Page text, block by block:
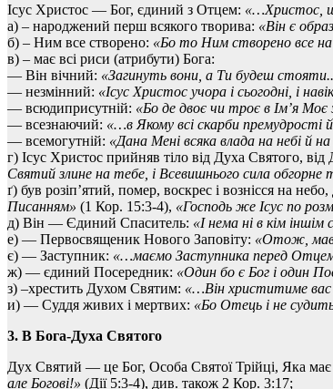
Ісус Христос — Бог, єдиний з Отцем: «…Христос,
а) – народжений перш всякого творива: «Він є
б) – Ним все створено: «Бо то Ним створено все на
в) – має всі риси (атрибути) Бога:
— Він вічний: «Загинуть вони, а Ти будеш
— незмінний: «Ісус Христос учора і сьогодні, і
— всюдиприсутній: «Бо де двоє чи троє в Ім’я
— всезнаючий: «…в Якому всі скарби премудрості й
— всемогутній: «Дана Мені всяка влада на небі й на
г) Ісус Христос прийняв тіло від Духа Святого,
Святий злине на тебе, і Всевишнього сила
ґ) був розіп’ятий, помер, воскрес і вознісся на
Писанням» (1 Кор. 15:3-4), «Господь же Ісус по
д) Він — Єдиний Спаситель: «І нема ні в кім
е) — Первосвященик Нового Заповіту: «Отож,
є) — Заступник: «…маємо Заступника перед
ж) — єдиний Посередник: «Один бо є Бог і один
з) –хрестить Духом Святим: «…Він христитиме
и) — Суддя живих і мертвих: «Бо Отець і не судить
3. В Бога-Духа Святого
Дух Святий — це Бог, Особа Святої Трійці, Яка має
але Богові!» (Дії 5:3-4), див. також 2 Кор. 3:17;